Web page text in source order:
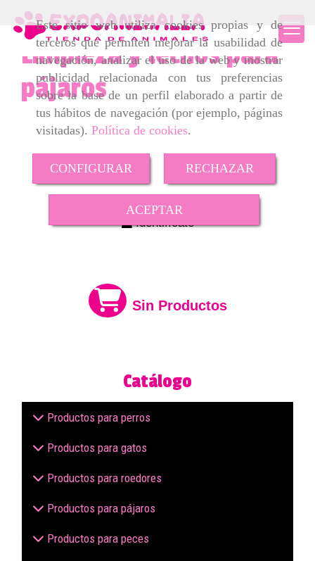
Este sitio web utiliza cookies propias y de
terceros que permiten mejorar la usabilidad de
navegación, analizar el uso de la web y mostrar
publicidad relacionada con tus preferencias
sobre la base de un perfil elaborado a partir de
tus hábitos de navegación (por ejemplo, páginas
visitadas). Política de cookies.
CONFIGURAR RECHAZAR
ACEPTAR
Limpieza y lechos para
pájaros
Identifícate
Sin Productos
Catálogo
Productos para perros
Productos para gatos
Productos para roedores
Productos para pájaros
Productos para peces